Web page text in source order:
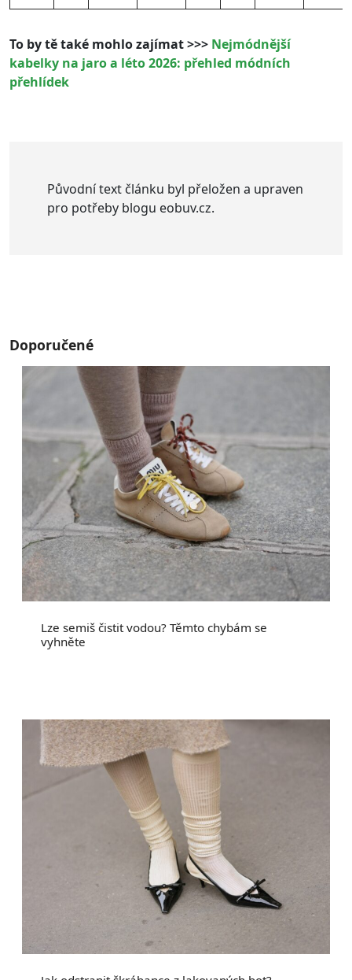
To by tě také mohlo zajímat >>> Nejmódnější
kabelky na jaro a léto 2026: přehled módních
přehlídek
Původní text článku byl přeložen a upraven
pro potřeby blogu eobuv.cz.
Doporučené
Lze semiš čistit vodou? Těmto chybám se
vyhněte